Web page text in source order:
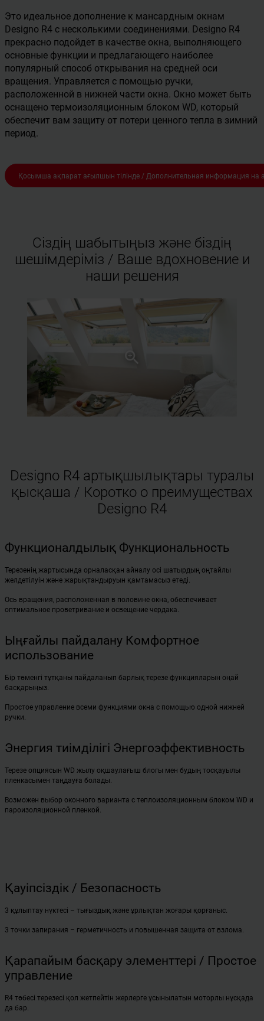
Это идеальное дополнение к мансардным окнам
Designo R4 с несколькими соединениями. Designo R4
прекрасно подойдет в качестве окна, выполняющего
основные функции и предлагающего наиболее
популярный способ открывания на средней оси
вращения. Управляется с помощью ручки,
расположенной в нижней части окна. Окно может быть
оснащено термоизоляционным блоком WD, который
обеспечит вам защиту от потери ценного тепла в зимний
период.
Қосымша ақпарат ағылшын тілінде / Дополнительная информация на
Сіздің шабытыңыз және біздің
шешімдеріміз / Ваше вдохновение и
наши решения
Designo R4 артықшылықтары туралы
қысқаша / Коротко о преимуществах
Designo R4
Функционалдылық Функциональность
Терезенің жартысында орналасқан айналу осі шатырдың оңтайлы
желдетілуін және жарықтандыруын қамтамасыз етеді.
Ось вращения, расположенная в половине окна, обеспечивает
оптимальное проветривание и освещение чердака.
Ыңғайлы пайдалану Комфортное
использование
Бір төменгі тұтқаны пайдаланып барлық терезе функцияларын оңай
басқарыңыз.
Простое управление всеми функциями окна с помощью одной нижней
ручки.
Энергия тиімділігі Энергоэффективность
Терезе опциясын WD жылу оқшаулағыш блогы мен будың тосқауылы
пленкасымен таңдауға болады.
Возможен выбор оконного варианта с теплоизоляционным блоком WD и
пароизоляционной пленкой.
Қауіпсіздік / Безопасность
3 құлыптау нүктесі – тығыздық және ұрлықтан жоғары қорғаныс.
3 точки запирания – герметичность и повышенная защита от взлома.
Қарапайым басқару элементтері / Простое
управление
R4 төбесі терезесі қол жетпейтін жерлерге ұсынылатын моторлы нұсқада
да бар.